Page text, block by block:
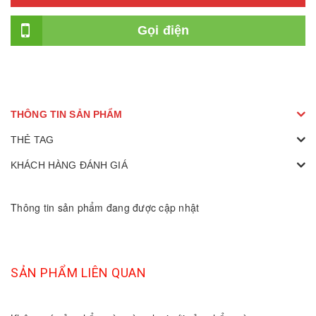
Gọi điện
THÔNG TIN SẢN PHẨM
THẺ TAG
KHÁCH HÀNG ĐÁNH GIÁ
Thông tin sản phẩm đang được cập nhật
SẢN PHẨM LIÊN QUAN